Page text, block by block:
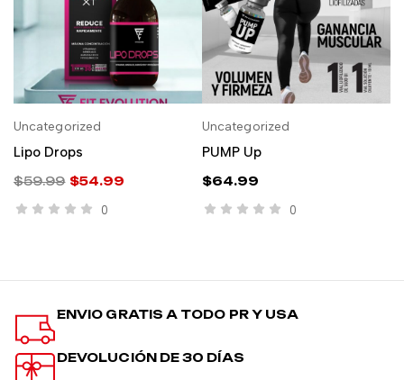
AÑADIR AL CARRITO
Uncategorized
Lipo Drops
$59.99 $54.99
0
AÑADIR AL CARRITO
Uncategorized
PUMP Up
$64.99
0
ENVIO GRATIS A TODO PR Y USA
DEVOLUCIÓN DE 30 DÍAS